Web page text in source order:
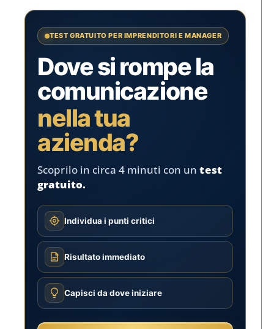
TEST GRATUITO PER IMPRENDITORI E MANAGER
Dove si rompe la
comunicazione
nella tua
azienda?
Scoprilo in circa 4 minuti con untest
gratuito.
Individua i punti critici
Risultato immediato
Capisci da dove iniziare